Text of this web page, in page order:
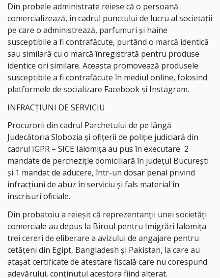
Din probele administrate reiese că o persoană
comercializează, în cadrul punctului de lucru al societății
pe care o administrează, parfumuri și haine
susceptibile a fi contrafăcute, purtând o marcă identică
sau similară cu o marcă înregistrată pentru produse
identice ori similare. Aceasta promovează produsele
susceptibile a fi contrafăcute în mediul online, folosind
platformele de socializare Facebook și Instagram.
INFRACȚIUNI DE SERVICIU
Procurorii din cadrul Parchetului de pe lângă
Judecătoria Slobozia și ofițerii de poliție judiciară din
cadrul IGPR – SICE Ialomița au pus în executare 2
mandate de percheziție domiciliară în județul București
și 1 mandat de aducere, într-un dosar penal privind
infracțiuni de abuz în serviciu și fals material în
înscrisuri oficiale.
Din probatoiu a reieșit că reprezentanții unei societăți
comerciale au depus la Biroul pentru Imigrări Ialomiţa
trei cereri de eliberare a avizului de angajare pentru
cetățeni din Egipt, Bangladesh şi Pakistan, la care au
atașat certificate de atestare fiscală care nu corespund
adevărului, conținutul acestora fiind alterat.